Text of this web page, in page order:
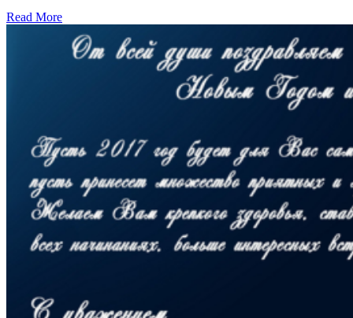
Read More